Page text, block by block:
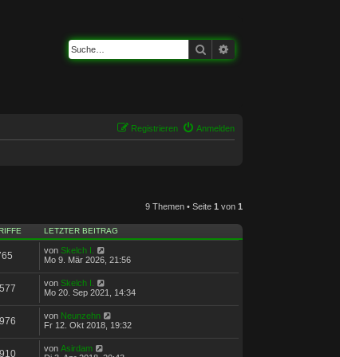
Suche
Anmelden
Registrieren
9 Themen • Seite 1 von 1
LETZTER BEITRAG
von Skelch I.
Mo 9. Mär 2026, 21:56
von Skelch I.
Mo 20. Sep 2021, 14:34
von Neunzehn
Fr 12. Okt 2018, 19:32
von Asirdam